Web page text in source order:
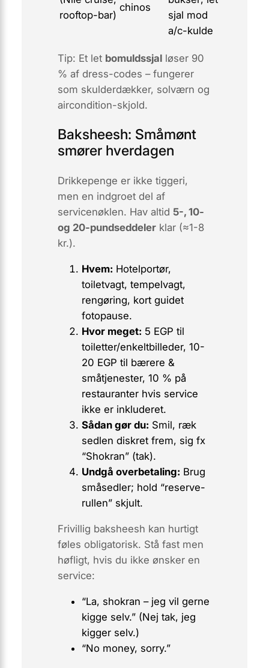
rooftop-bar)
chinos
sjal mod
a/c-kulde
Tip: Et let bomuldssjalløser 90
% af dress-codes – fungerer
som skulderdækker, solværn og
aircondition-skjold.
Baksheesh: Småmønt
smører hverdagen
Drikkepenge er ikke tiggeri,
men en indgroet del af
servicenøklen. Hav altid 5-, 10-
og 20-pundseddelerklar (≈1-8
kr.).
Hvem: Hotelportør,
toiletvagt, tempelvagt,
rengøring, kort guidet
fotopause.
Hvor meget: 5 EGP til
toiletter/enkeltbilleder, 10-
20 EGP til bærere &
småtjenester, 10 % på
restauranter hvis service
ikke er inkluderet.
Sådan gør du: Smil, ræk
sedlen diskret frem, sig fx
“Shokran” (tak).
Undgå overbetaling: Brug
småsedler; hold “reserve-
rullen” skjult.
Frivillig baksheesh kan hurtigt
føles obligatorisk. Stå fast men
høfligt, hvis du ikke ønsker en
service:
“La, shokran – jeg vil gerne
kigge selv.” (Nej tak, jeg
kigger selv.)
“No money, sorry.”